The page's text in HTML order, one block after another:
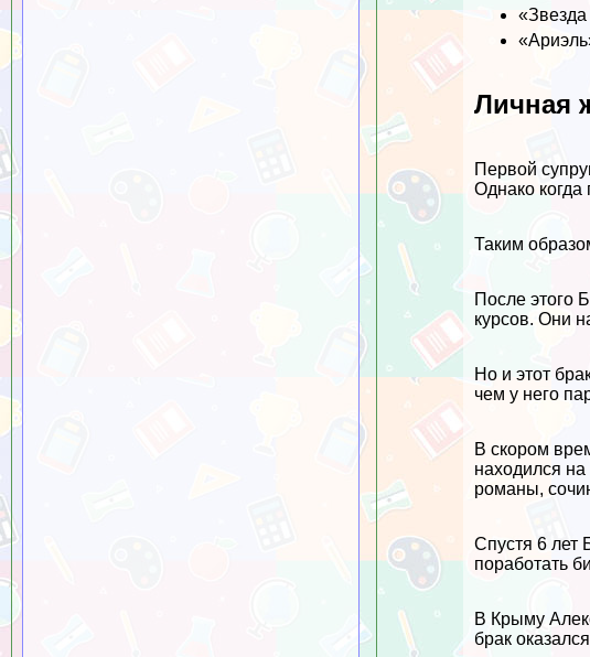
Личная
Первой
Однако когда
Таким
После этого
курсов. Они
Но и этот
чем у него
В скором
находился
романы,
Спустя 6 лет
поработать
В Крыму
бpaк